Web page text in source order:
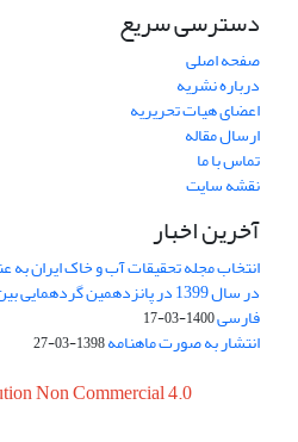
دسترسی سریع
صفحه اصلی
درباره نشریه
اعضای هیات تحریریه
ارسال مقاله
تماس با ما
نقشه سایت
آخرین اخبار
انتخاب مجله تحقیقات آب و خاک ایران به
در سال 1399 در پانزدهمین
فارسی1400-03-17
انتشار به صورت ماهنامه1398-03-27
Non Commercial 4.0